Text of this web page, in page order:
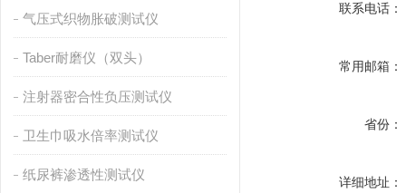
气压式织物胀破测试仪
Taber耐磨仪（双头）
注射器密合性负压测试仪
卫生巾吸水倍率测试仪
纸尿裤渗透性测试仪
联系电话：
常用邮箱：
省份：
详细地址：